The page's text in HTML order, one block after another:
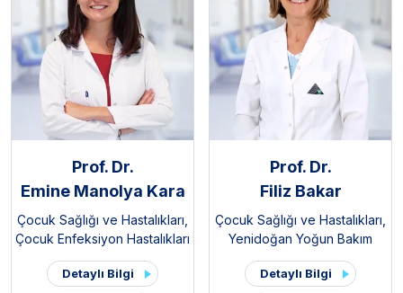
Prof. Dr.
Emine Manolya Kara
Çocuk Sağlığı ve Hastalıkları
Çocuk Enfeksiyon Hastalıkları
Detaylı Bilgi
Prof. Dr.
Filiz Bakar
Çocuk Sağlığı ve Hastalıkları
Yenidoğan Yoğun Bakım
Ünitesi
Detaylı Bilgi